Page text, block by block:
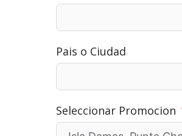
Pais o Ciudad
Seleccionar Promocion